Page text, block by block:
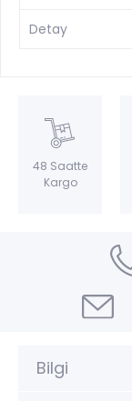
Detay
48 Saatte
Kargo
Bilgi